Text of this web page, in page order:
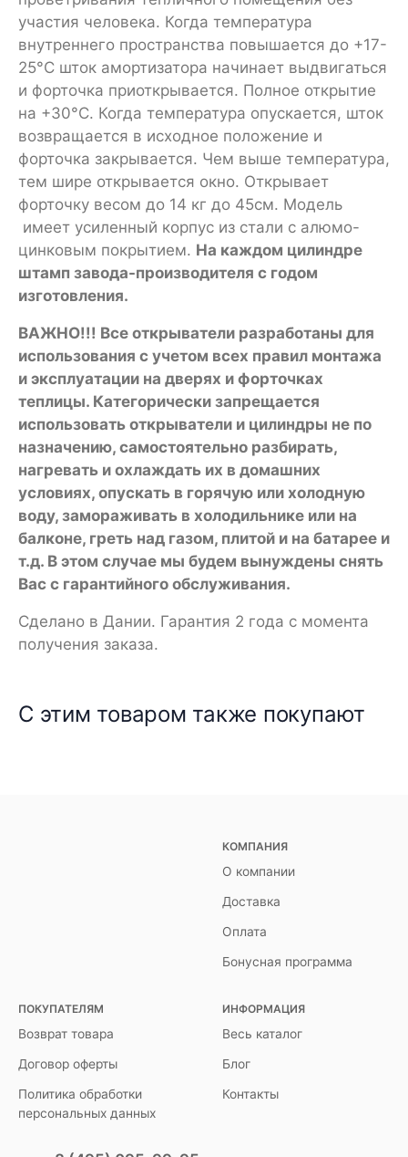
участия человека. Когда температура
внутреннего пространства повышается до +17-
25°C шток амортизатора начинает выдвигаться
и форточка приоткрывается. Полное открытие
на +30°C. Когда температура опускается, шток
возвращается в исходное положение и
форточка закрывается. Чем выше температура,
тем шире открывается окно. Открывает
форточку весом до 14 кг до 45см. Модель
имеет усиленный корпус из стали с алюмо-
цинковым покрытием. На каждом цилиндре
штамп завода-производителя с годом
изготовления.
ВАЖНО!!! Все открыватели разработаны для
использования с учетом всех правил монтажа
и эксплуатации на дверях и форточках
теплицы. Категорически запрещается
использовать открыватели и цилиндры не по
назначению, самостоятельно разбирать,
нагревать и охлаждать их в домашних
условиях, опускать в горячую или холодную
воду, замораживать в холодильнике или на
балконе, греть над газом, плитой и на батарее и
т.д. В этом случае мы будем вынуждены снять
Вас с гарантийного обслуживания.
Сделано в Дании. Гарантия 2 года с момента
получения заказа.
С этим товаром также покупают
КОМПАНИЯ
О компании
Доставка
Оплата
Бонусная программа
ПОКУПАТЕЛЯМ
Возврат товара
Договор оферты
Политика обработки
персональных данных
ИНФОРМАЦИЯ
Весь каталог
Блог
Контакты